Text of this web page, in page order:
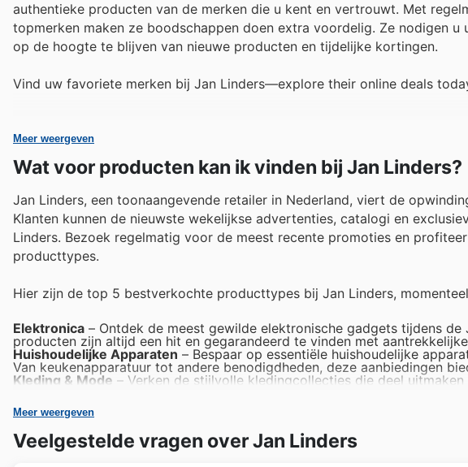
authentieke producten van de merken die u kent en vertrouwt. Met
topmerken maken ze boodschappen doen extra voordelig. Ze nodigen
op de hoogte te blijven van nieuwe producten en tijdelijke kortingen.
Vind uw favoriete merken bij Jan Linders—explore their online deals
Meer weergeven
Wat voor producten kan ik vinden bij Jan Linders?
Jan Linders, een toonaangevende retailer in Nederland, viert de
Klanten kunnen de nieuwste wekelijkse advertenties, catalogi en
Linders. Bezoek regelmatig voor de meest recente promoties en
producttypes.
Hier zijn de top 5 bestverkochte producttypes bij Jan Linders,
Elektronica – Ontdek de meest gewilde elektronische gadgets tijdens
producten zijn altijd een hit en gegarandeerd te vinden met
Huishoudelijke Apparaten – Bespaar op essentiële huishoudelijke
Van keukenapparatuur tot andere benodigdheden, deze aanbiedingen
Kleding & Mode – Verken de stijlvolle kledingcollecties die deel
Speelgoed– Vind de perfecte cadeaus onder het ruime assortiment
Linders Black Friday sales. Deze items zijn veelgevraagd en
Persoonlijke Verzorging
– Profiteer van de Jan Linders deals op een
bestsellers zijn essentieel voor velen en worden prominent uitgelicht in
Meer weergeven
Veelgestelde vragen over Jan Linders